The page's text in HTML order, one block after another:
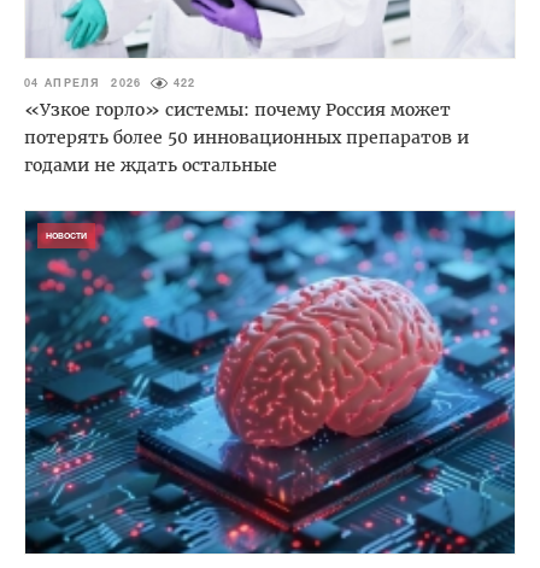
04 АПРЕЛЯ 2026 422
«Узкое горло» системы: почему Россия может
потерять более 50 инновационных препаратов и
годами не ждать остальные
НОВОСТИ